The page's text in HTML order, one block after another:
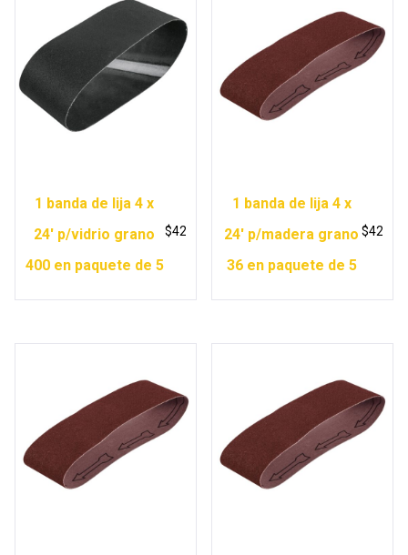
1 banda de lija 4 x
24′ p/vidrio grano
400 en paquete de 5
$42
1 banda de lija 4 x
24′ p/madera grano
36 en paquete de 5
$42